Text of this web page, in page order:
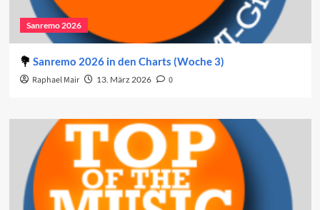
Sanremo 2026
Sanremo 2026 in den Charts (Woche 3)
Raphael Mair 13. März 2026 0